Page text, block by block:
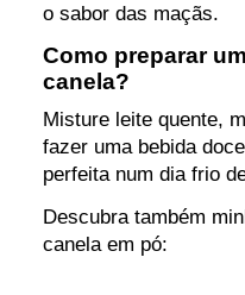
o sabor das maçãs.
Como preparar
canela?
Misture leite quente,
fazer uma bebida
perfeita num dia frio
Descubra também
canela em pó: